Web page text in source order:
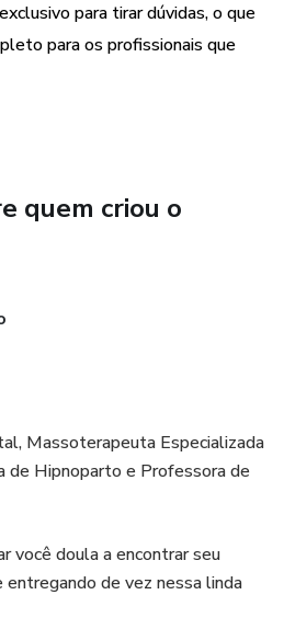
- parte emocional
sua Educação Perinatal mais
para o parto
rebozo
para tirar dúvidas, o que
para os profissionais que
que mais profissionais
suas gestantes.
de respiração para o parto,
da dor e exercícios na Bola de
o conteúdo e oferecem mais
trabalharem com suas
quem criou o
Massoterapeuta Especializada
de Hipnoparto e Professora de
você doula a encontrar seu
entregando de vez nessa linda